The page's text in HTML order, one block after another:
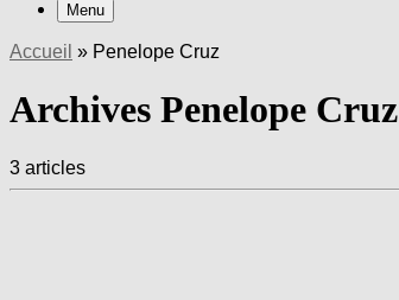
Menu
Accueil » Penelope Cruz
Archives Penelope Cruz
3 articles